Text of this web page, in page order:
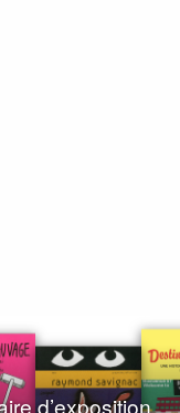
d’exposition